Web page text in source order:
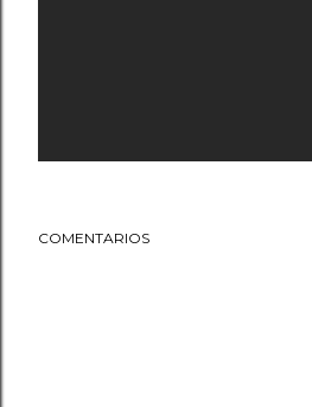
COMENTARIOS